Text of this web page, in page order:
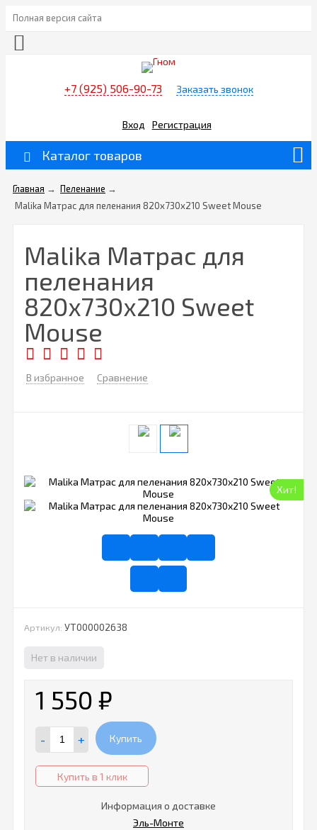
Полная версия сайта
+7 (925) 506-90-73 Заказать звонок
Вход Регистрация
Каталог товаров
Главная → Пеленание →
Malika Матрас для пеленания 820х730х210 Sweet Mouse
Malika Матрас для
пеленания
820х730х210 Sweet
Mouse
В избранное Сравнение
Хит!
Артикул: УТ000002638
Нет в наличии
1 550 ₽
- + Купить
Купить в 1 клик
Информация о доставке
Эль-Монте